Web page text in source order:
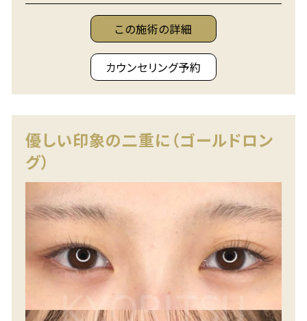
この施術の詳細
カウンセリング予約
優しい印象の二重に（ゴールドロン
グ）